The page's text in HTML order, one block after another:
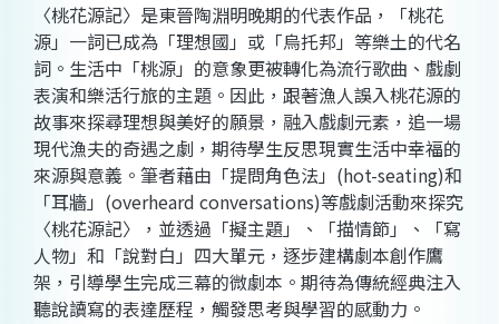
〈桃花源記〉是東晉陶淵明晚期的代表作品，「桃花
源」一詞已成為「理想國」或「烏托邦」等樂土的代名
詞。生活中「桃源」的意象更被轉化為流行歌曲、戲劇
表演和樂活行旅的主題。因此，跟著漁人誤入桃花源的
故事來探尋理想與美好的願景，融入戲劇元素，追一場
現代漁夫的奇遇之劇，期待學生反思現實生活中幸福的
來源與意義。筆者藉由「提問角色法」(hot-seating)和
「耳牆」(overheard conversations)等戲劇活動來探究
〈桃花源記〉，並透過「擬主題」、「描情節」、「寫
人物」和「說對白」四大單元，逐步建構劇本創作鷹
架，引導學生完成三幕的微劇本。期待為傳統經典注入
聽說讀寫的表達歷程，觸發思考與學習的感動力。